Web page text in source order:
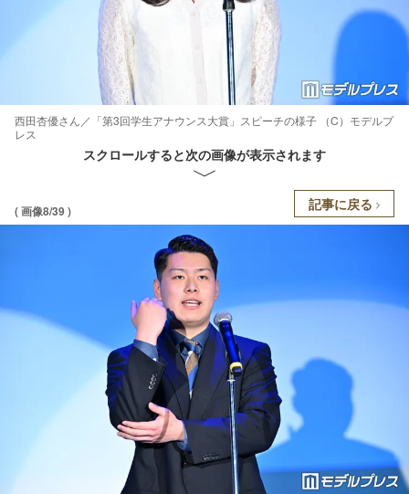
西田杏優さん／「第3回学生アナウンス大賞」スピーチの様子 （C）モデルプ
レス
スクロールすると次の画像が表示されます
( 画像8/39 ) 記事に戻る